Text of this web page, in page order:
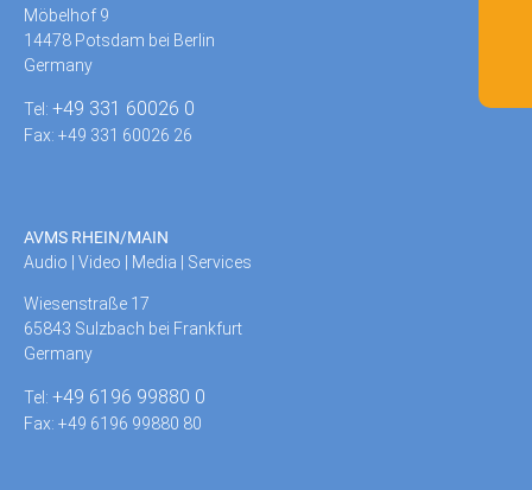
Möbelhof 9
14478 Potsdam bei Berlin
Germany
Tel: +49 331 60026 0
Fax: +49 331 60026 26
AVMS RHEIN/MAIN
Audio | Video | Media | Services
Wiesenstraße 17
65843 Sulzbach bei Frankfurt
Germany
Tel: +49 6196 99880 0
Fax: +49 6196 99880 80